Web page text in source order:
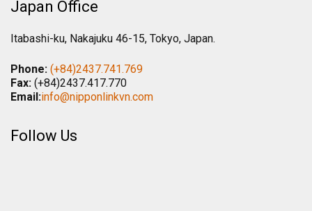
Japan Office
Itabashi-ku, Nakajuku 46-15, Tokyo, Japan.
Phone: (+84)2437.741.769
Fax: (+84)2437.417.770
Email:info@nipponlinkvn.com
Follow Us